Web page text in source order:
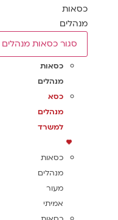
כסאות
מנהלים
סגור כסאות מנהלים
כסאות
מנהלים
כסא
מנהלים
למשרד
כסאות
מנהלים
מעור
אמיתי